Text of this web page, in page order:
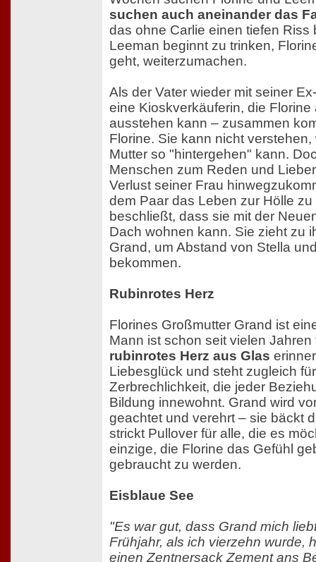
suchen auch aneinander das
das ohne Carlie einen tiefen Riss
Leeman beginnt zu trinken,
geht, weiterzumachen.
Als der Vater wieder mit seiner
eine Kioskverkäuferin, die Florine
ausstehen kann – zusammen
Florine. Sie kann nicht
Mutter so "hintergehen" kann.
Menschen zum Reden und
Verlust seiner Frau
dem Paar das Leben zur Hölle
beschließt, dass sie mit der
Dach wohnen kann. Sie zieht zu
Grand, um Abstand von Stella
bekommen.
Rubinrotes Herz
Florines Großmutter Grand ist
Mann ist schon seit vielen
rubinrotes Herz aus Glas
Liebesglück und steht zugleich
Zerbrechlichkeit, die jeder
Bildung innewohnt. Grand wird
geachtet und verehrt – sie bäckt
strickt Pullover für alle, die es
einzige, die Florine das Gefühl
gebraucht zu werden.
Eisblaue See
"Es war gut, dass Grand mich
Frühjahr, als ich vierzehn wurde,
einen Zentnersack Zement ans